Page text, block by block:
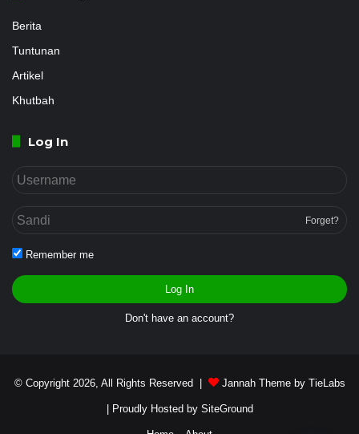
Berita
Tuntunan
Artikel
Khutbah
Log In
Forget?
Remember me
Log In
Don't have an account?
© Copyright 2026, All Rights Reserved | Jannah Theme by TieLabs
| Proudly Hosted by SiteGround